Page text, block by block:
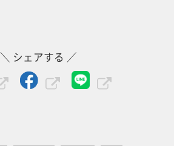
＼ シェアする ／